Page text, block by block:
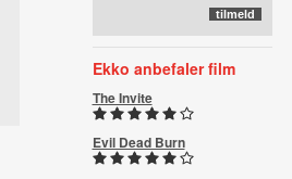
Ekko anbefaler film
The Invite
Evil Dead Burn